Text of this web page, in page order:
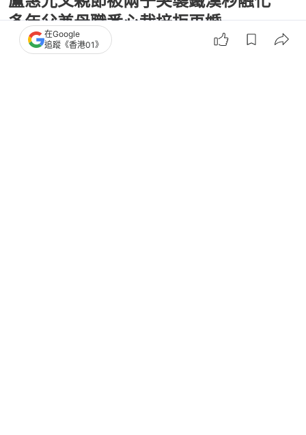
多年父兼母職悉心栽培拒再婚
在Google
追蹤《香港01》